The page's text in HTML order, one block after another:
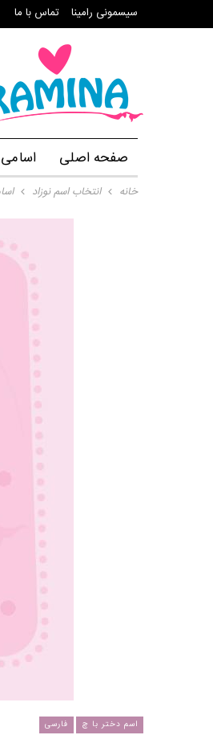
سیسمونی رامینا تماس با ما
صفحه اصلی اسامی
خانه انتخاب اسم نوزاد
اسم دختر با چ فارسی